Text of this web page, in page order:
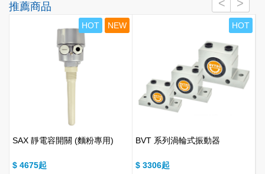
推薦商品
HOT NEW
SAX 靜電容開關 (麵粉專用)
$ 4675
HOT
BVT 系列渦輪式振動器
$ 3306